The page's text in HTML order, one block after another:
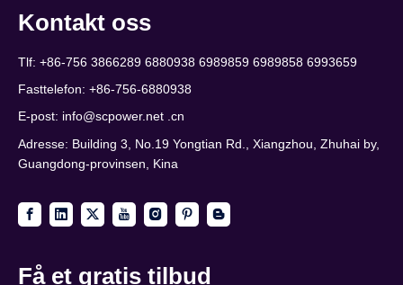
Kontakt oss
Tlf: +86-756 3866289 6880938 6989859 6989858 6993659
Fasttelefon: +86-756-6880938
E-post: info@scpower.net .cn
Adresse: Building 3, No.19 Yongtian Rd., Xiangzhou, Zhuhai by,
Guangdong-provinsen, Kina
Få et gratis tilbud